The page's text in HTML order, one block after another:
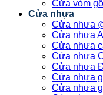
Cửa vòm gỗ
Cửa nhựa
Cửa nhựa
Cửa nhựa
Cửa nhựa
Cửa nhựa
Cửa nhựa
Cửa nhựa
Cửa nhựa